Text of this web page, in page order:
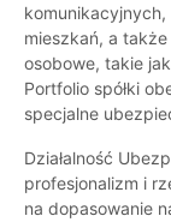
mieszkań, a
osobowe, takie
Portfolio spółki
specjalne
Działalność
profesjonalizm i
na dopasowanie